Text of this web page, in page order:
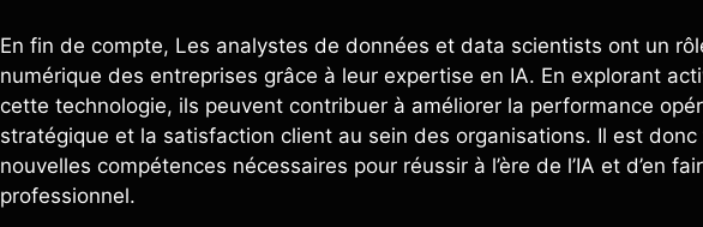
En fin de compte, Les analystes de données et data scientists ont un
numérique des entreprises grâce à leur expertise en IA. En explorant
cette technologie, ils peuvent contribuer à améliorer la performance
stratégique et la satisfaction client au sein des organisations. Il est
nouvelles compétences nécessaires pour réussir à l’ère de l’IA et d’en
professionnel.